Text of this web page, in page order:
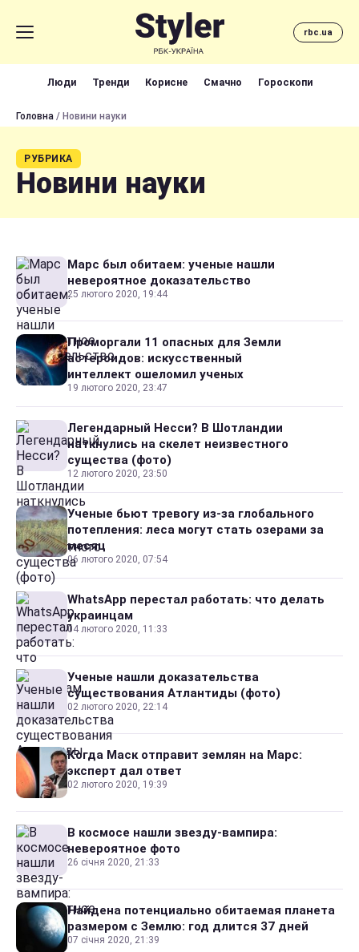
rbc.ua
Люди Тренди Корисне Смачно Гороскопи
Головна / Новини науки
РУБРИКА
Новини науки
Марс был обитаем: ученые нашли
невероятное доказательство
25 лютого 2020, 19:44
Проморгали 11 опасных для Земли
астероидов: искусственный
интеллект ошеломил ученых
19 лютого 2020, 23:47
Легендарный Несси? В Шотландии
наткнулись на скелет неизвестного
существа (фото)
12 лютого 2020, 23:50
Ученые бьют тревогу из-за глобального
потепления: леса могут стать озерами за
месяц
06 лютого 2020, 07:54
WhatsApp перестал работать: что делать
украинцам
04 лютого 2020, 11:33
Ученые нашли доказательства
существования Атлантиды (фото)
02 лютого 2020, 22:14
Когда Маск отправит землян на Марс:
эксперт дал ответ
02 лютого 2020, 19:39
В космосе нашли звезду-вампира:
невероятное фото
26 січня 2020, 21:33
Найдена потенциально обитаемая планета
размером с Землю: год длится 37 дней
07 січня 2020, 21:39